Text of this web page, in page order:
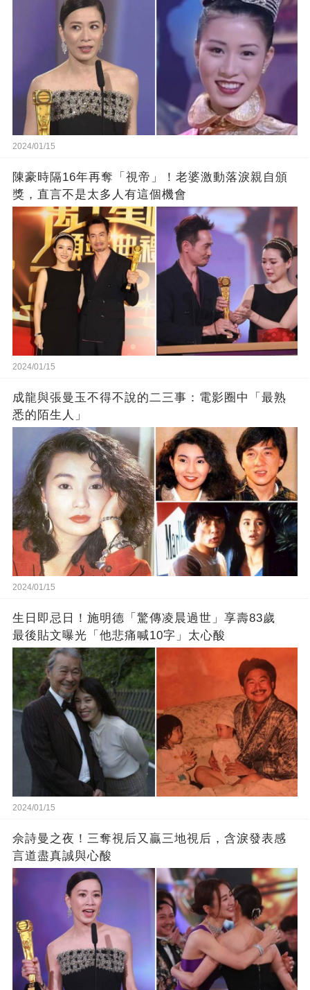
2024/01/15
陳豪時隔16年再奪「視帝」！老婆激動落淚親自頒
獎，直言不是太多人有這個機會
2024/01/15
成龍與張曼玉不得不說的二三事：電影圈中「最熟
悉的陌生人」
2024/01/15
生日即忌日！施明德「驚傳凌晨過世」享壽83歲
最後貼文曝光「他悲痛喊10字」太心酸
2024/01/15
佘詩曼之夜！三奪視后又贏三地視后，含淚發表感
言道盡真誠與心酸